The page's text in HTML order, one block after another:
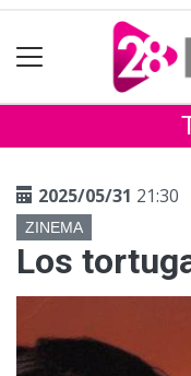
2025/05/31 21:30
ZINEMA
Los